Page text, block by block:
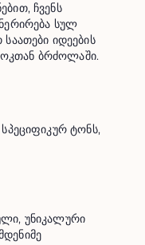
ჩვენს
სულ
იდეების
ბრძოლაში.
ტონს,
უნიკალური